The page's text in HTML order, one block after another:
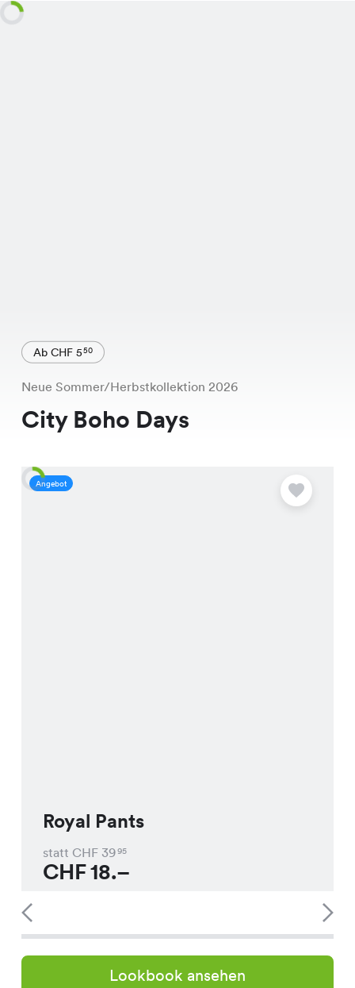
Ab CHF 550
Neue Sommer/Herbstkollektion 2026
City Boho Days
Angebot
Royal Pants
statt CHF 3995
CHF18.–
Lookbook ansehen